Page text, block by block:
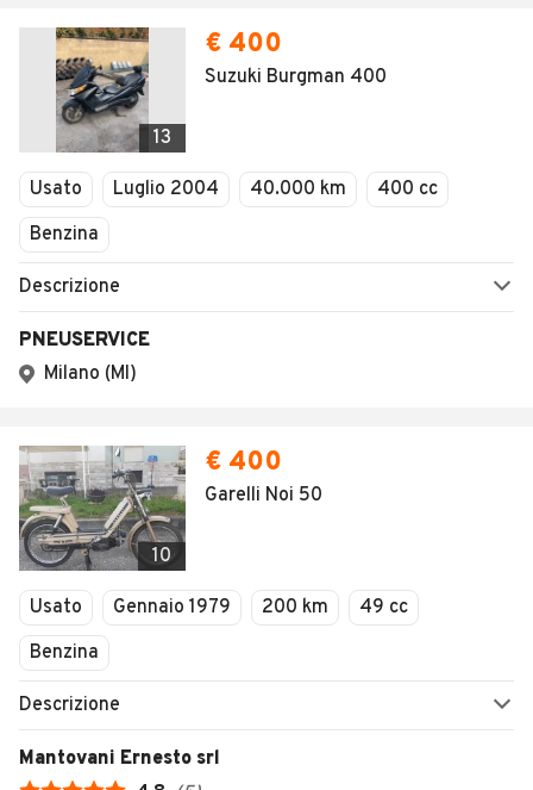
13
€ 400
Suzuki Burgman 400
Usato Luglio 2004 40.000 km
400 cc
Benzina
Descrizione
PNEUSERVICE
Milano (MI)
10
€ 400
Garelli Noi 50
Usato Gennaio 1979 200 km
49 cc
Benzina
Descrizione
Mantovani Ernesto srl